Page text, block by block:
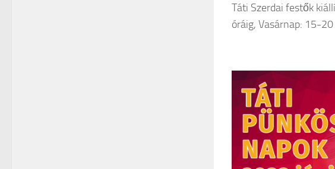
Táti Szerdai festők
óráig, Vasárnap: 15-